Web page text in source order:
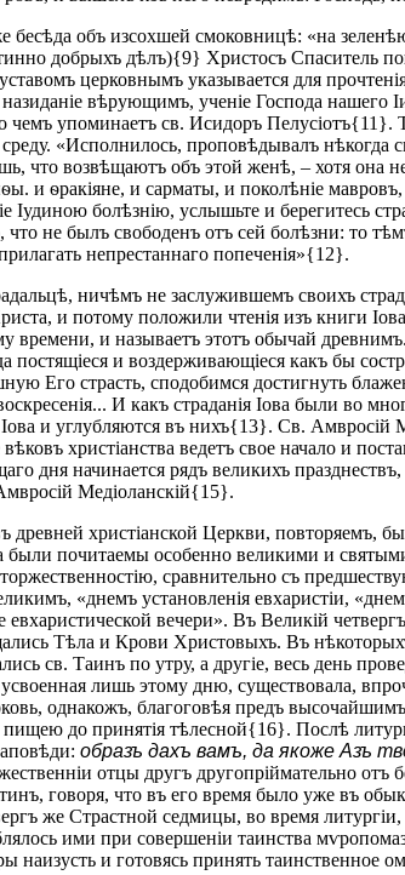
бесѣда объ изсохшей смоковницѣ: «на
добрыхъ дѣлъ){9} Христосъ Спаситель
церковнымъ указывается для
вѣрующимъ, ученіе Господа
чемъ упоминаетъ св. Исидоръ
«Исполнилось, проповѣдывалъ нѣкогда
что возвѣщаютъ объ этой женѣ, – хотя она
и ѳракіяне, и сарматы, и поколѣніе
болѣзнію, услышьте и берегитесь
что не былъ свободенъ отъ сей болѣзни: то
непрестаннаго попеченія»{12}.
ничѣмъ не заслужившемъ своихъ
и потому положили чтенія изъ книги
времени, и называетъ этотъ обычай
постящіеся и воздерживающіеся какъ бы
Его страсть, сподобимся достигнуть
И какъ страданія Іова были во
и углубляются въ нихъ{13}. Св.
христіанства ведетъ свое начало и
дня начинается рядъ великихъ
Медіоланскій{15}.
древней христіанской Церкви, повторяемъ,
были почитаемы особенно великими и
сравнительно съ
«днемъ установленія евхаристіи,
евхаристической вечери». Въ Великій
Тѣла и Крови Христовыхъ. Въ
св. Таинъ по утру, а другіе, весь день
лишь этому дню, существовала,
однакожъ, благоговѣя предъ
до принятія тѣлесной{16}. Послѣ
образъ дахъ вамъ, да якоже Азъ
отцы другъ другопріймательно
говоря, что въ его время было уже въ
же Страстной седмицы, во время
ими при совершеніи таинства
наизусть и готовясь принять